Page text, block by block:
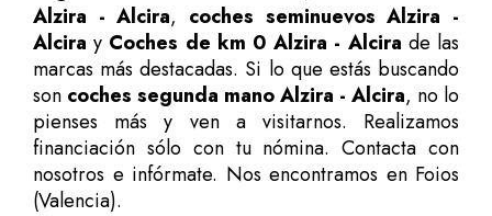
Alzira - Alcira, coches seminuevos Alzira -
Alcira y Coches de km 0 Alzira - Alcira de las
marcas más destacadas. Si lo que estás buscando
son coches segunda mano Alzira - Alcira, no lo
pienses más y ven a visitarnos. Realizamos
financiación sólo con tu nómina. Contacta con
nosotros e infórmate. Nos encontramos en Foios
(Valencia).